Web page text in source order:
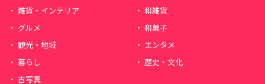
雑貨・インテリア
和雑貨
グルメ
和菓子
観光・地域
エンタメ
暮らし
歴史・文化
古写真